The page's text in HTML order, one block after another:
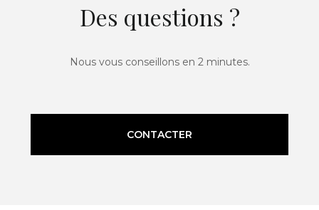
Des questions ?
Nous vous conseillons en 2 minutes.
CONTACTER